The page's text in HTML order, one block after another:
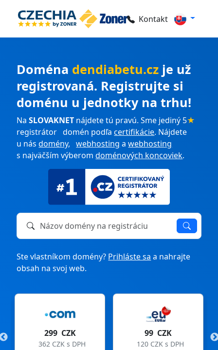
Kontakt
Doména dendiabetu.cz je už
registrovaná. Registrujte si
doménu u jednotky na trhu!
NaSLOVAKNET nájdete tú pravú. Sme jediný 5★
registrátor domén podľacertifikácie. Nájdete
u násdomény,webhosting awebhosting
s najväčším výberomdoménových koncoviek.
Názov domény na registráciu alebo prevod
Ste vlastníkom domény? Prihláste sa a nahrajte
obsah na svoj web.
299 CZK
362 CZK s DPH
99 CZK
120 CZK s DPH